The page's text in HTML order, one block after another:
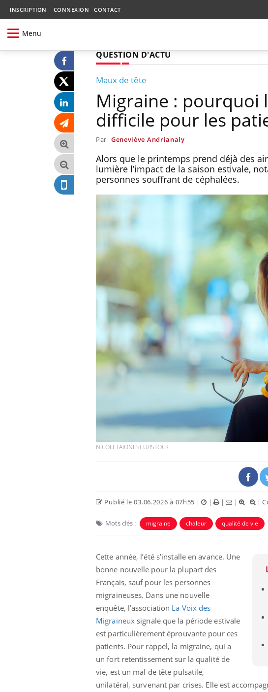
INSCRIPTION CONNEXION CONTACT
Menu
QUESTION D'ACTU
Maux de tête
Migraine : pourquoi
difficile pour les
Par Geneviève Andrianaly
Alors que le printemps prend déjà des
lumière l’impact de la saison estivale,
personnes souffrant de céphalées.
NICOLETAIONESCU/ISTOCK
Publié le 03.06.2026 à 07h55 | | | | |
Mots clés : migraine chaleur qualité de vie
Cette année, l’été s’installe en avance. Une
bonne nouvelle pour la plupart des
Français, sauf pour les personnes
migraineuses. Dans une nouvelle
enquête, l’association La Voix des
Migraineux signale que la période estivale
est particulièrement éprouvante pour ces
patients. Pour rappel, la migraine, qui a
un fort retentissement sur la qualité de
vie, est un mal de tête pulsatile,
unilatéral, survenant par crises. Elle est